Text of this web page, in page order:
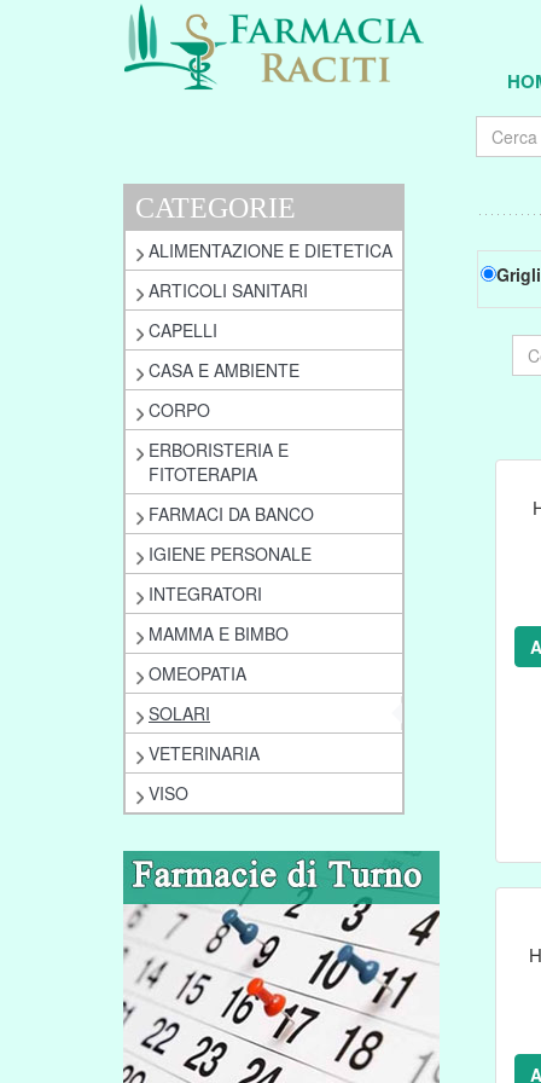
CATEGORIE
ALIMENTAZIONE E DIETETICA
ARTICOLI SANITARI
CAPELLI
CASA E AMBIENTE
CORPO
ERBORISTERIA E
FITOTERAPIA
FARMACI DA BANCO
IGIENE PERSONALE
INTEGRATORI
MAMMA E BIMBO
OMEOPATIA
SOLARI
VETERINARIA
VISO